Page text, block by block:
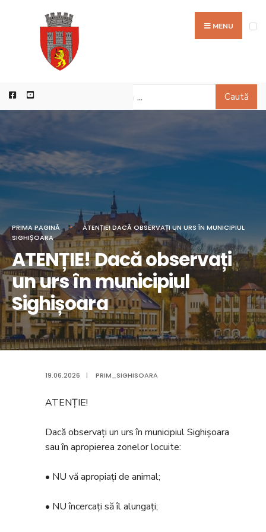
MENU
Caută
PRIMA PAGINĂ
ATENȚIE! DACĂ OBSERVAȚI UN URS ÎN MUNICIPIUL
SIGHIȘOARA
ATENȚIE! Dacă observați
un urs în municipiul
Sighișoara
19.06.2026 | PRIM_SIGHISOARA
ATENȚIE!
Dacă observați un urs în municipiul Sighișoara
sau în apropierea zonelor locuite:
• NU vă apropiați de animal;
• NU încercați să îl alungați;